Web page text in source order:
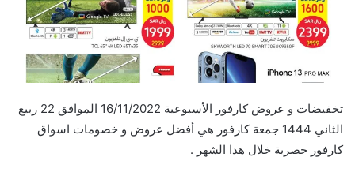
تخفيضات و عروض كارفور الأسبوعية 16/11/2022 الموافق 22 ربيع
الثاني 1444 جمعة كارفور هي أفضل عروض و خصومات اسواق
كارفور حصرية خلال هدا الشهر .